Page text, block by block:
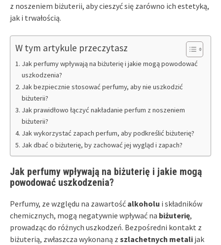
z noszeniem biżuterii, aby cieszyć się zarówno ich estetyką,
jak i trwałością.
W tym artykule przeczytasz
Jak perfumy wpływają na biżuterię i jakie mogą powodować
uszkodzenia?
Jak bezpiecznie stosować perfumy, aby nie uszkodzić
biżuterii?
Jak prawidłowo łączyć nakładanie perfum z noszeniem
biżuterii?
Jak wykorzystać zapach perfum, aby podkreślić biżuterię?
Jak dbać o biżuterię, by zachować jej wygląd i zapach?
Jak perfumy wpływają na biżuterię i jakie mogą
powodować uszkodzenia?
Perfumy, ze względu na zawartość alkoholu i składników
chemicznych, mogą negatywnie wpływać na biżuterię,
prowadząc do różnych uszkodzeń. Bezpośredni kontakt z
biżuterią, zwłaszcza wykonaną z szlachetnych metali jak